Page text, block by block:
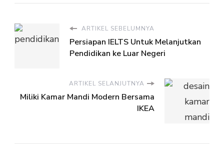
ARTIKEL SEBELUMNYA
Persiapan IELTS Untuk Melanjutkan
Pendidikan ke Luar Negeri
ARTIKEL SELANJUTNYA
Miliki Kamar Mandi Modern Bersama
IKEA